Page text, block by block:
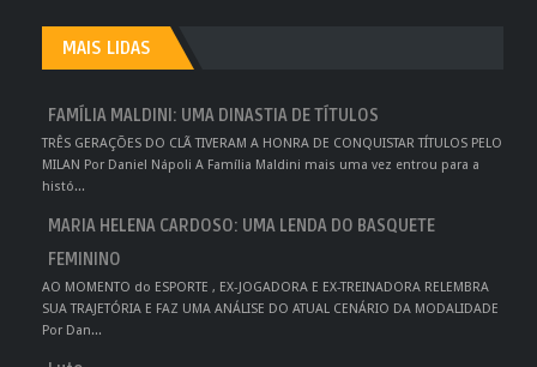
MAIS LIDAS
FAMÍLIA MALDINI: UMA DINASTIA DE TÍTULOS
TRÊS GERAÇÕES DO CLÃ TIVERAM A HONRA DE CONQUISTAR TÍTULOS PELO
MILAN Por Daniel Nápoli A Família Maldini mais uma vez entrou para a
histó...
MARIA HELENA CARDOSO: UMA LENDA DO BASQUETE
FEMININO
AO MOMENTO do ESPORTE , EX-JOGADORA E EX-TREINADORA RELEMBRA
SUA TRAJETÓRIA E FAZ UMA ANÁLISE DO ATUAL CENÁRIO DA MODALIDADE
Por Dan...